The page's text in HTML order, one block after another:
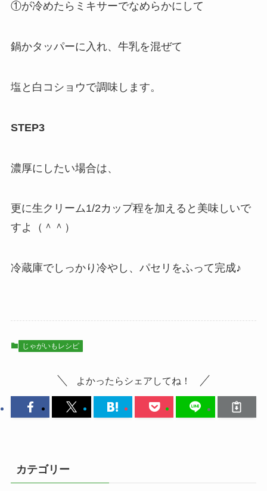
①が冷めたらミキサーでなめらかにして
鍋かタッパーに入れ、牛乳を混ぜて
塩と白コショウで調味します。
STEP3
濃厚にしたい場合は、
更に生クリーム1/2カップ程を加えると美味しいで
すよ（＾＾）
冷蔵庫でしっかり冷やし、パセリをふって完成♪
じゃがいもレシピ
よかったらシェアしてね！
カテゴリー